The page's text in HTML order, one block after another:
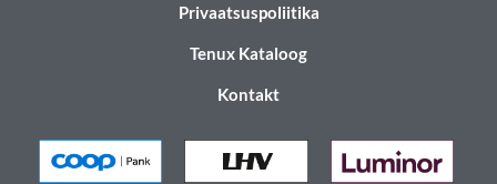
Privaatsuspoliitika
Tenux Kataloog
Kontakt